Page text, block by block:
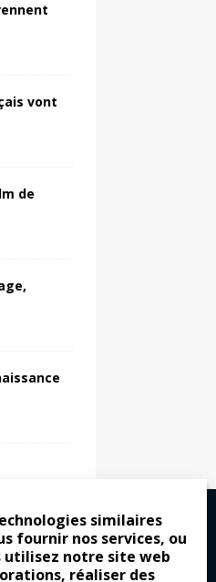
similaires
fournir nos services, ou
utilisez notre site web
réaliser des
vont
de